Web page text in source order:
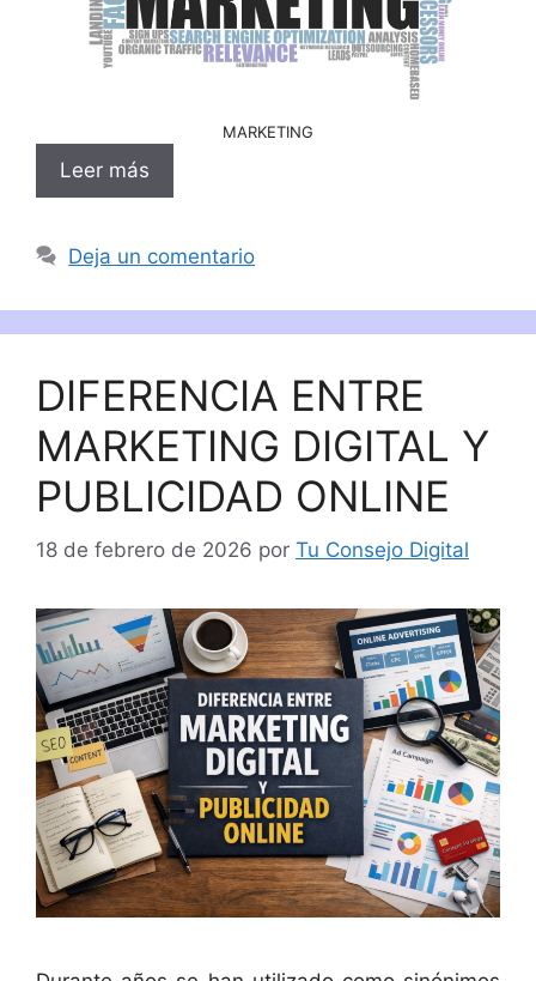
MARKETING
Leer más
Deja un comentario
DIFERENCIA ENTRE
MARKETING DIGITAL Y
PUBLICIDAD ONLINE
18 de febrero de 2026 por Tu Consejo Digital